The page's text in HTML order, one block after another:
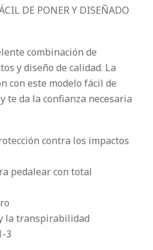
DE PONER Y DISEÑADO
combinación de
y diseño de calidad. La
con este modelo fácil de
te da la confianza necesaria
contra los impactos
pedalear con total
la transpirabilidad
3